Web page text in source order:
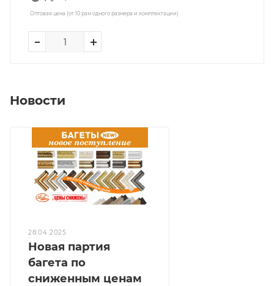
Оптовая цена (от 10 рам одного размера и комплектации)
Новости
28.04.2025
Новая партия
багета по
сниженным ценам